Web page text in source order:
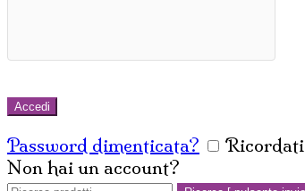
Accedi
Password dimenticata?
Non hai un account?